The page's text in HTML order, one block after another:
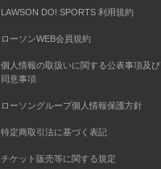
LAWSON DO! SPORTS 利用規約
ローソンWEB会員規約
個人情報の取扱いに関する公表事項及び
同意事項
ローソングループ個人情報保護方針
特定商取引法に基づく表記
チケット販売等に関する規定